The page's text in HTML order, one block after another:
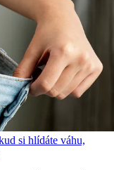
si hlídáte váhu,